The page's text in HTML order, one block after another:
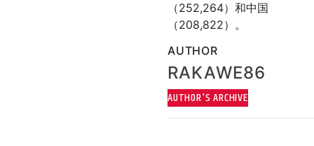
（252,264）和中国
（208,822）。
AUTHOR
RAKAWE86
AUTHOR'S ARCHIVE